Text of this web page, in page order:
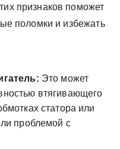
признаков поможет
поломки и избежать
Это может
втягивающего
статора или
проблемой с